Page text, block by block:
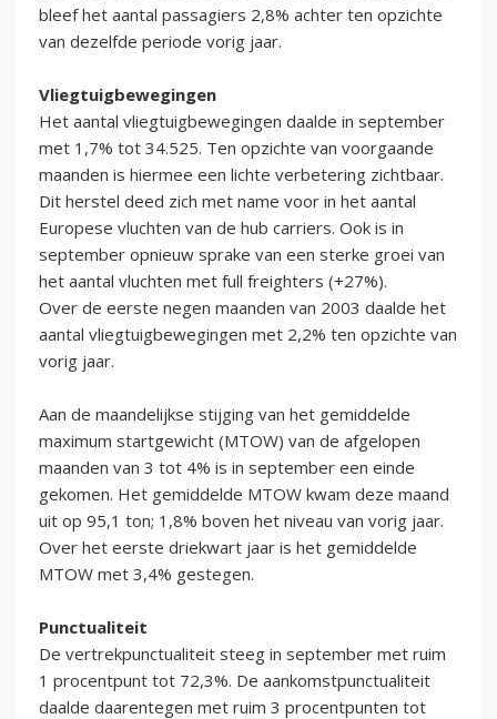
bleef het aantal passagiers 2,8% achter ten opzichte
van dezelfde periode vorig jaar.
Vliegtuigbewegingen
Het aantal vliegtuigbewegingen daalde in september
met 1,7% tot 34.525. Ten opzichte van voorgaande
maanden is hiermee een lichte verbetering zichtbaar.
Dit herstel deed zich met name voor in het aantal
Europese vluchten van de hub carriers. Ook is in
september opnieuw sprake van een sterke groei van
het aantal vluchten met full freighters (+27%).
Over de eerste negen maanden van 2003 daalde het
aantal vliegtuigbewegingen met 2,2% ten opzichte van
vorig jaar.
Aan de maandelijkse stijging van het gemiddelde
maximum startgewicht (MTOW) van de afgelopen
maanden van 3 tot 4% is in september een einde
gekomen. Het gemiddelde MTOW kwam deze maand
uit op 95,1 ton; 1,8% boven het niveau van vorig jaar.
Over het eerste driekwart jaar is het gemiddelde
MTOW met 3,4% gestegen.
Punctualiteit
De vertrekpunctualiteit steeg in september met ruim
1 procentpunt tot 72,3%. De aankomstpunctualiteit
daalde daarentegen met ruim 3 procentpunten tot